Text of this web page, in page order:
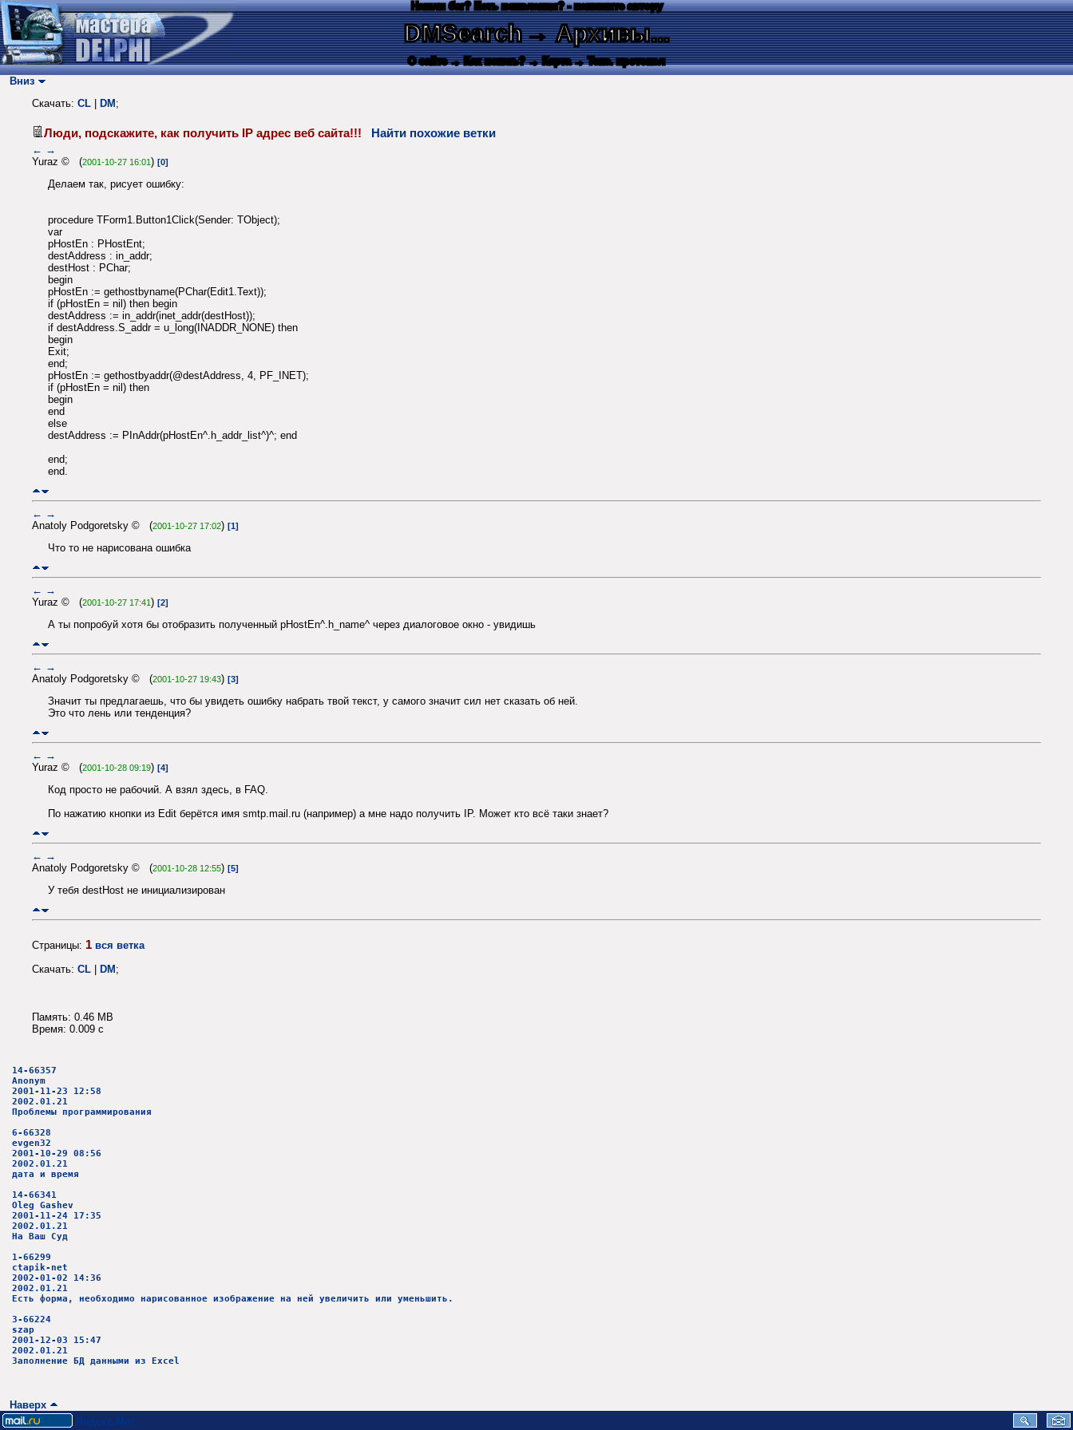
Нашли баг? Есть пожелания? - напишите автору
DMSearch→ Архивы...
О сайте → Как искать? → Карта → Текс. протокол
Вниз
Скачать: CL DM ;
Люди, подскажите, как получить IP адрес веб сайта!!! Найти похожие ветки
← →
Yuraz © (2001-10-27 16:01) [0]
Делаем так, рисует ошибку:
procedure TForm1.Button1Click(Sender: TObject);
var
pHostEn : PHostEnt;
destAddress : in_addr;
destHost : PChar;
begin
pHostEn := gethostbyname(PChar(Edit1.Text));
if (pHostEn = nil) then begin
destAddress := in_addr(inet_addr(destHost));
if destAddress.S_addr = u_long(INADDR_NONE) then
begin
Exit;
end;
pHostEn := gethostbyaddr(@destAddress, 4, PF_INET);
if (pHostEn = nil) then
begin
end
else
destAddress := PInAddr(pHostEn^.h_addr_list^)^; end
end;
end.
← →
Anatoly Podgoretsky © (2001-10-27 17:02) [1]
Что то не нарисована ошибка
← →
Yuraz © (2001-10-27 17:41) [2]
А ты попробуй хотя бы отобразить полученный pHostEn^.h_name^ через диалоговое окно - увидишь
← →
Anatoly Podgoretsky © (2001-10-27 19:43) [3]
Значит ты предлагаешь, что бы увидеть ошибку набрать твой текст, у самого значит сил нет сказать об ней.
Это что лень или тенденция?
← →
Yuraz © (2001-10-28 09:19) [4]
Код просто не рабочий. А взял здесь, в FAQ.
По нажатию кнопки из Edit берётся имя smtp.mail.ru (например) а мне надо получить IP. Может кто всё таки знает?
← →
Anatoly Podgoretsky © (2001-10-28 12:55) [5]
У тебя destHost не инициализирован
Страницы: 1 вся ветка
Скачать: CL | DM;
Память: 0.46 MB
Время: 0.009 c
14-66357
Anonym
2001-11-23 12:58
2002.01.21
Проблемы программирования
6-66328
evgen32
2001-10-29 08:56
2002.01.21
дата и время
14-66341
Oleg Gashev
2001-11-24 17:35
2002.01.21
На Ваш Суд
1-66299
ctapik-net
2002-01-02 14:36
2002.01.21
Есть форма, необходимо нарисованное изображение на ней увеличить или уменьшить.
3-66224
szap
2001-12-03 15:47
2002.01.21
Заполнение БД данными из Excel
Наверх